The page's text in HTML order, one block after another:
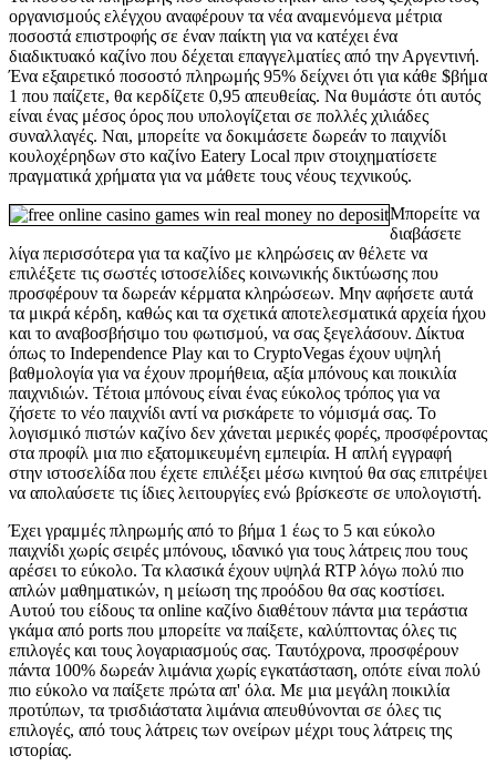
οργανισμούς ελέγχου αναφέρουν τα νέα αναμενόμενα μέτρια
ποσοστά επιστροφής σε έναν παίκτη για να κατέχει ένα
διαδικτυακό καζίνο που δέχεται επαγγελματίες από την Αργεντινή.
Ένα εξαιρετικό ποσοστό πληρωμής 95% δείχνει ότι για κάθε $βήμα
1 που παίζετε, θα κερδίζετε 0,95 απευθείας. Να θυμάστε ότι αυτός
είναι ένας μέσος όρος που υπολογίζεται σε πολλές χιλιάδες
συναλλαγές. Ναι, μπορείτε να δοκιμάσετε δωρεάν το παιχνίδι
κουλοχέρηδων στο καζίνο Eatery Local πριν στοιχηματίσετε
πραγματικά χρήματα για να μάθετε τους νέους τεχνικούς.
Μπορείτε να
διαβάσετε
λίγα περισσότερα για τα καζίνο με κληρώσεις αν θέλετε να
επιλέξετε τις σωστές ιστοσελίδες κοινωνικής δικτύωσης που
προσφέρουν τα δωρεάν κέρματα κληρώσεων. Μην αφήσετε αυτά
τα μικρά κέρδη, καθώς και τα σχετικά αποτελεσματικά αρχεία ήχου
και το αναβοσβήσιμο του φωτισμού, να σας ξεγελάσουν. Δίκτυα
όπως το Independence Play και το CryptoVegas έχουν υψηλή
βαθμολογία για να έχουν προμήθεια, αξία μπόνους και ποικιλία
παιχνιδιών. Τέτοια μπόνους είναι ένας εύκολος τρόπος για να
ζήσετε το νέο παιχνίδι αντί να ρισκάρετε το νόμισμά σας. Το
λογισμικό πιστών καζίνο δεν χάνεται μερικές φορές, προσφέροντας
στα προφίλ μια πιο εξατομικευμένη εμπειρία. Η απλή εγγραφή
στην ιστοσελίδα που έχετε επιλέξει μέσω κινητού θα σας επιτρέψει
να απολαύσετε τις ίδιες λειτουργίες ενώ βρίσκεστε σε υπολογιστή.
Έχει γραμμές πληρωμής από το βήμα 1 έως το 5 και εύκολο
παιχνίδι χωρίς σειρές μπόνους, ιδανικό για τους λάτρεις που τους
αρέσει το εύκολο. Τα κλασικά έχουν υψηλά RTP λόγω πολύ πιο
απλών μαθηματικών, η μείωση της προόδου θα σας κοστίσει.
Αυτού του είδους τα online καζίνο διαθέτουν πάντα μια τεράστια
γκάμα από ports που μπορείτε να παίξετε, καλύπτοντας όλες τις
επιλογές και τους λογαριασμούς σας. Ταυτόχρονα, προσφέρουν
πάντα 100% δωρεάν λιμάνια χωρίς εγκατάσταση, οπότε είναι πολύ
πιο εύκολο να παίξετε πρώτα απ' όλα. Με μια μεγάλη ποικιλία
προτύπων, τα τρισδιάστατα λιμάνια απευθύνονται σε όλες τις
επιλογές, από τους λάτρεις των ονείρων μέχρι τους λάτρεις της
ιστορίας.